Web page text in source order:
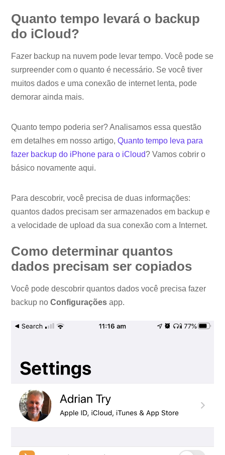
Quanto tempo levará o backup
do iCloud?
Fazer backup na nuvem pode levar tempo. Você pode se
surpreender com o quanto é necessário. Se você tiver
muitos dados e uma conexão de internet lenta, pode
demorar ainda mais.
Quanto tempo poderia ser? Analisamos essa questão
em detalhes em nosso artigo,Quanto tempo leva para
fazer backup do iPhone para o iCloud? Vamos cobrir o
básico novamente aqui.
Para descobrir, você precisa de duas informações:
quantos dados precisam ser armazenados em backup e
a velocidade de upload da sua conexão com a Internet.
Como determinar quantos
dados precisam ser copiados
Você pode descobrir quantos dados você precisa fazer
backup noConfigurações app.